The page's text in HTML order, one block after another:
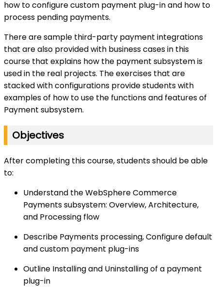
how to configure custom payment plug-in and how to
process pending payments.
There are sample third-party payment integrations
that are also provided with business cases in this
course that explains how the payment subsystem is
used in the real projects. The exercises that are
stacked with configurations provide students with
examples of how to use the functions and features of
Payment subsystem.
Objectives
After completing this course, students should be able
to:
Understand the WebSphere Commerce
Payments subsystem: Overview, Architecture,
and Processing flow
Describe Payments processing, Configure default
and custom payment plug-ins
Outline Installing and Uninstalling of a payment
plug-in